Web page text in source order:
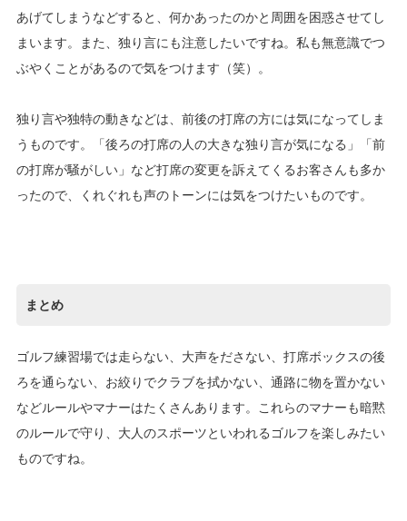
あげてしまうなどすると、何かあったのかと周囲を困惑させてし
まいます。また、独り言にも注意したいですね。私も無意識でつ
ぶやくことがあるので気をつけます（笑）。
独り言や独特の動きなどは、前後の打席の方には気になってしま
うものです。「後ろの打席の人の大きな独り言が気になる」「前
の打席が騒がしい」など打席の変更を訴えてくるお客さんも多か
ったので、くれぐれも声のトーンには気をつけたいものです。
まとめ
ゴルフ練習場では走らない、大声をださない、打席ボックスの後
ろを通らない、お絞りでクラブを拭かない、通路に物を置かない
などルールやマナーはたくさんあります。これらのマナーも暗黙
のルールで守り、大人のスポーツといわれるゴルフを楽しみたい
ものですね。